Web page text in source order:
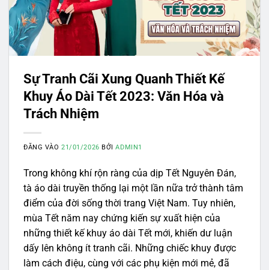
Sự Tranh Cãi Xung Quanh Thiết Kế
Khuy Áo Dài Tết 2023: Văn Hóa và
Trách Nhiệm
ĐĂNG VÀO21/01/2026 BỞIADMIN1
Trong không khí rộn ràng của dịp Tết Nguyên Đán,
tà áo dài truyền thống lại một lần nữa trở thành tâm
điểm của đời sống thời trang Việt Nam. Tuy nhiên,
mùa Tết năm nay chứng kiến sự xuất hiện của
những thiết kế khuy áo dài Tết mới, khiến dư luận
dấy lên không ít tranh cãi. Những chiếc khuy được
làm cách điệu, cùng với các phụ kiện mới mẻ, đã